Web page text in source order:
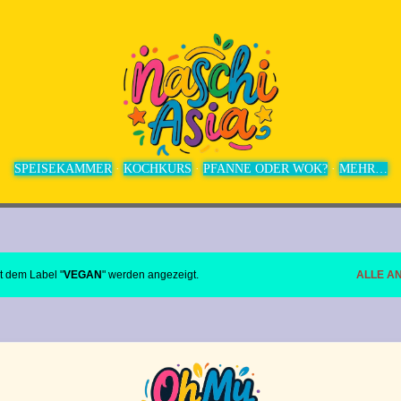
SPEISEKAMMER KOCHKURS PFANNE ODER WOK? MEHR…
dem Label "VEGAN" werden angezeigt. ALLE